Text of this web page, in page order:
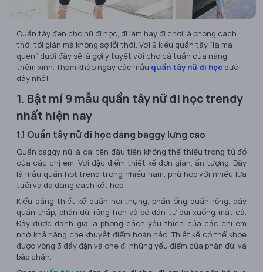
Quần tây đen cho nữ đi học, đi làm hay đi chơi là phong cách
thời tối giản mà không sợ lỗi thời. Với 9 kiểu quần tây “lạ mà
quen” dưới đây sẽ là gợi ý tuyệt vời cho cả tuần của nàng
thêm xinh. Tham khảo ngay các mẫu quần tây nữ đi học dưới
đây nhé!
1. Bật mí 9 mẫu quần tây nữ đi học trendy
nhất hiện nay
1.1 Quần tây nữ đi học dáng baggy lưng cao
Quần baggy nữ là cái tên đầu tiên không thể thiếu trong tủ đồ
của các chị em. Với đặc điểm thiết kế đơn giản, ấn tượng. Đây
là mẫu quần hot trend trong nhiều năm, phù hợp với nhiều lứa
tuổi và đa dạng cách kết hợp.
Kiểu dáng thiết kế quần hơi thụng, phần ống quần rộng, đáy
quần thấp, phần đùi rộng hơn và bó dần từ đùi xuống mắt cá.
Đây được đánh giá là phong cách yêu thích của các chị em
nhờ khả năng che khuyết điểm hoàn hảo. Thiết kế có thể khoe
được vòng 3 đầy đặn và che đi những yếu điểm của phần đùi và
bắp chân.